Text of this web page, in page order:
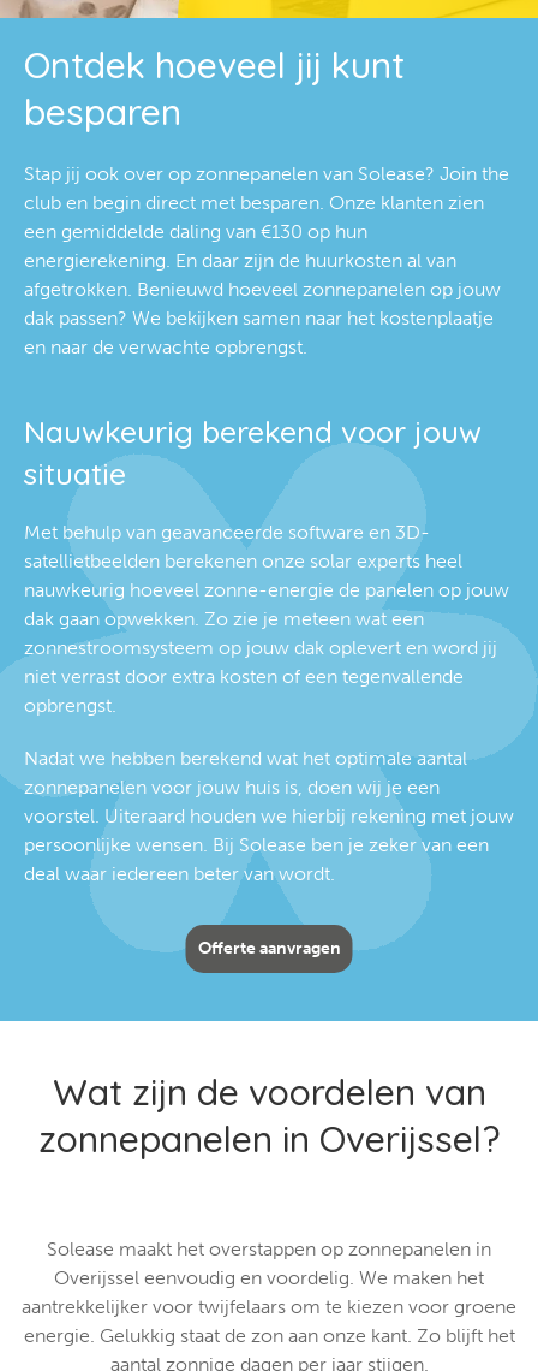
Ontdek hoeveel jij kunt
besparen
Stap jij ook over op zonnepanelen van Solease? Join the
club en begin direct met besparen. Onze klanten zien
een gemiddelde daling van €130 op hun
energierekening. En daar zijn de huurkosten al van
afgetrokken. Benieuwd hoeveel zonnepanelen op jouw
dak passen? We bekijken samen naar het kostenplaatje
en naar de verwachte opbrengst.
Nauwkeurig berekend voor jouw
situatie
Met behulp van geavanceerde software en 3D-
satellietbeelden berekenen onze solar experts heel
nauwkeurig hoeveel zonne-energie de panelen op jouw
dak gaan opwekken. Zo zie je meteen wat een
zonnestroomsysteem op jouw dak oplevert en word jij
niet verrast door extra kosten of een tegenvallende
opbrengst.
Nadat we hebben berekend wat het optimale aantal
zonnepanelen voor jouw huis is, doen wij je een
voorstel. Uiteraard houden we hierbij rekening met jouw
persoonlijke wensen. Bij Solease ben je zeker van een
deal waar iedereen beter van wordt.
Offerte aanvragen
Wat zijn de voordelen van
zonnepanelen in Overijssel?
Solease maakt het overstappen op zonnepanelen in
Overijssel eenvoudig en voordelig. We maken het
aantrekkelijker voor twijfelaars om te kiezen voor groene
energie. Gelukkig staat de zon aan onze kant. Zo blijft het
aantal zonnige dagen per jaar stijgen.